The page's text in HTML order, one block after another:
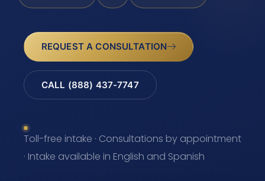
REQUEST A CONSULTATION
CALL (888) 437-7747
Toll-free intake · Consultations by appointment
· Intake available in English and Spanish